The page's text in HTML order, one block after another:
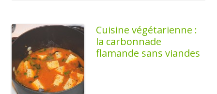
Cuisine végétarienne :
la carbonnade
flamande sans viandes